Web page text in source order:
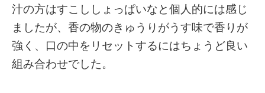
汁の方はすこししょっぱいなと個人的には感じ
ましたが、香の物のきゅうりがうす味で香りが
強く、口の中をリセットするにはちょうど良い
組み合わせでした。